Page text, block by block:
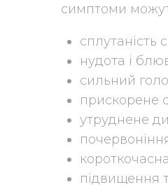
симптоми
сплутаність
нудота і
сильний
прискорене
утруднене
підвищення